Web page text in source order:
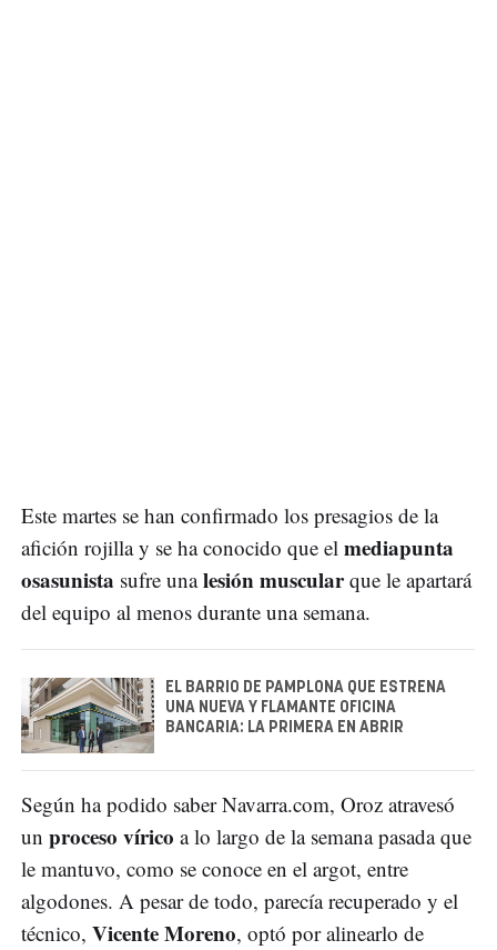
Este martes se han confirmado los presagios de la
afición rojilla y se ha conocido que el mediapunta
osasunista sufre unalesión muscularque le apartará
del equipo al menos durante una semana.
EL BARRIO DE PAMPLONA QUE ESTRENA
UNA NUEVA Y FLAMANTE OFICINA
BANCARIA: LA PRIMERA EN ABRIR
Según ha podido saber Navarra.com, Oroz atravesó
un proceso vírico a lo largo de la semana pasada que
le mantuvo, como se conoce en el argot, entre
algodones. A pesar de todo, parecía recuperado y el
técnico, Vicente Moreno, optó por alinearlo de